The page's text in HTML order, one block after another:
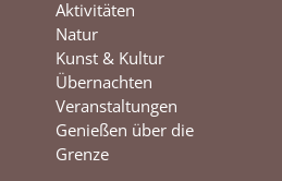
w
i
j
k
r
s
w
i
j
k
Aktivitäten
Natur
Kunst & Kultur
Übernachten
Veranstaltungen
Genießen über die
Grenze